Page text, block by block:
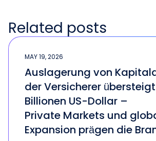
Related posts
MAY 19, 2026
Auslagerung von
der Versicherer
Billionen US-Dollar –
Private Markets und
Expansion prägen die